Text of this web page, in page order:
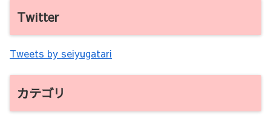
Twitter
Tweets by seiyugatari
カテゴリ